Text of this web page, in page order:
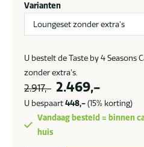
Varianten
U bestelt de Taste by 4 Seasons
zonder extra’s.
2.917,-
prijs
was:
2.469,-
prijs
is:
U bespaart448,-(15% korting)
Vandaag besteld = binnen
huis